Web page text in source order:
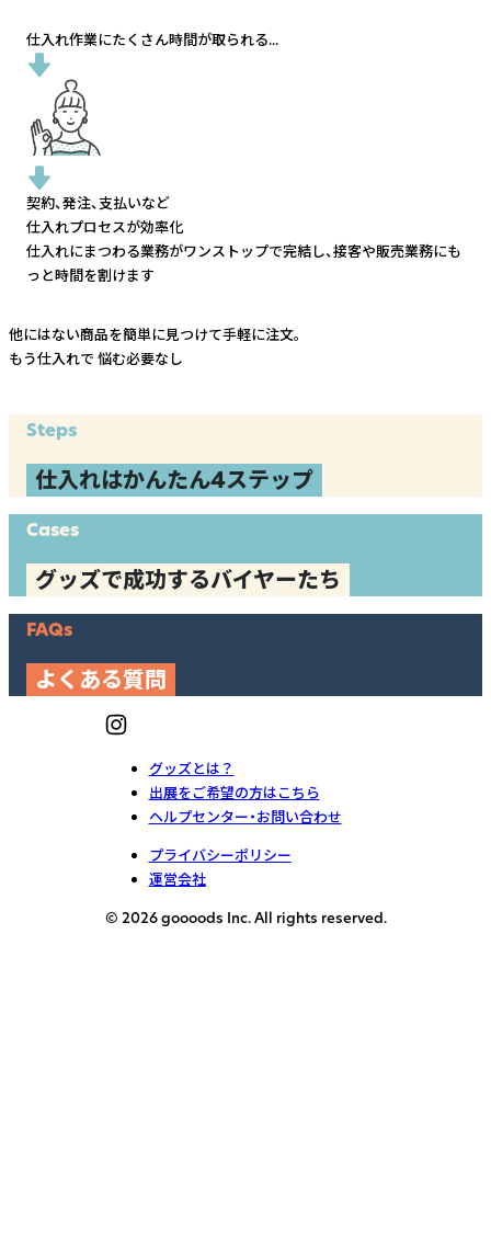
仕入れ作業にたくさん時間が取られる...
契約、発注、支払いなど
仕入れプロセスが効率化
仕入れにまつわる業務がワンストップで完結し、接客や販売業務にも
っと時間を割けます
他にはない商品を簡単に見つけて手軽に注文。
もう仕入れで 悩む必要なし
Steps
仕入れはかんたん4ステップ
Cases
グッズで成功するバイヤーたち
FAQs
よくある質問
グッズとは？
出展をご希望の方はこちら
ヘルプセンター・お問い合わせ
プライバシーポリシー
運営会社
© 2026 goooods Inc. All rights reserved.